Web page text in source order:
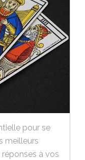
pour se
meilleurs
à vos